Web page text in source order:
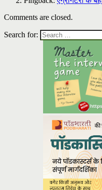
Comments are closed.
Search for: